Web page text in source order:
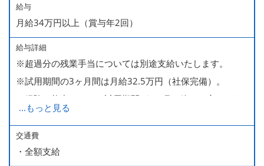
給与
月給34万円以上（賞与年2回）
給与詳細
※超過分の残業手当については別途支給いたします。
※試用期間の3ヶ月間は月給32.5万円（社保完備）。
経験・能力により、試用期間が1ヶ月で終わる方もいま
す。
※上記月給には、一律支給のみなし残業手当（月65時間
分・10万円）を含んでいます。
...もっと見る
交通費
・全額支給